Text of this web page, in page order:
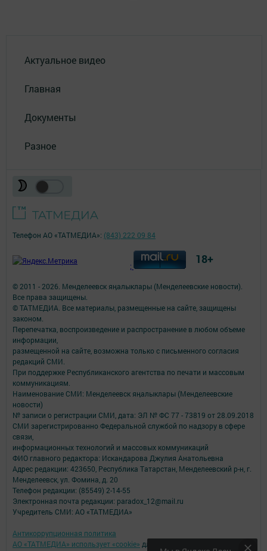
Актуальное видео
Главная
Документы
Разное
© 2011 - 2026. Менделеевск яӊалыклары (Менделеевские новости).
Все права защищены.
© ТАТМЕДИА. Все материалы, размещенные на сайте, защищены
законом.
Перепечатка, воспроизведение и распространение в любом объеме
информации,
размещенной на сайте, возможна только с письменного согласия
редакций СМИ.
При поддержке Республиканского агентства по печати и массовым
коммуникациям.
Наименование СМИ: Менделеевск яӊалыклары (Менделеевские
новости)
№ записи о регистрации СМИ, дата: ЭЛ № ФС 77 - 73819 от 28.09.2018
СМИ зарегистрированно Федеральной службой по надзору в сфере
связи,
информационных технологий и массовых коммуникаций
ФИО главного редактора: Искандарова Джулия Анатольевна
Адрес редакции: 423650, Республика Татарстан, Менделеевский р-н, г.
Менделеевск, ул. Фомина, д. 20
Телефон редакции: (85549) 2-14-55
Электронная почта редакции: paradox_12@mail.ru
Учредитель СМИ: АО «ТАТМЕДИА»
Антикоррупционная политика
АО «ТАТМЕДИА» использует «cookie» для персонализации сервисов и
Телефон АО «ТАТМЕДИА»: (843) 222 09 84
; 18+